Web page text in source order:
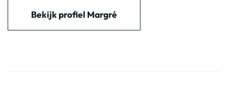
Bekijk profiel Margré